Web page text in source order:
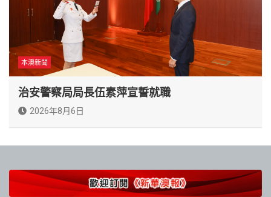
本澳新聞
治安警察局局長伍素萍宣誓就職
2026年8月6日